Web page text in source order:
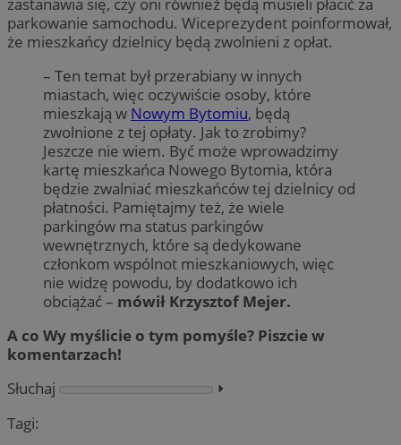
parkowanie samochodu. Wiceprezydent poinformował,
że mieszkańcy dzielnicy będą zwolnieni z opłat.
– Ten temat był przerabiany w innych
miastach, więc oczywiście osoby, które
mieszkają w Nowym Bytomiu, będą
zwolnione z tej opłaty. Jak to zrobimy?
Jeszcze nie wiem. Być może wprowadzimy
kartę mieszkańca Nowego Bytomia, która
będzie zwalniać mieszkańców tej dzielnicy od
płatności. Pamiętajmy też, że wiele
parkingów ma status parkingów
wewnętrznych, które są dedykowane
członkom wspólnot mieszkaniowych, więc
nie widzę powodu, by dodatkowo ich
obciążać – mówił Krzysztof Mejer.
A co Wy myślicie o tym pomyśle? Piszcie w
komentarzach!
Słuchaj
⏵︎
Tagi: